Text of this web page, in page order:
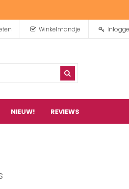
Winkelmandje
NIEUW! REVIEWS